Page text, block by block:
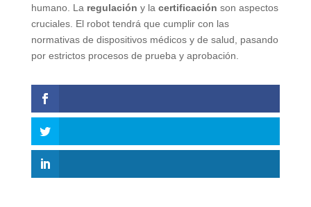
humano. La regulación y la certificación son aspectos
cruciales. El robot tendrá que cumplir con las
normativas de dispositivos médicos y de salud, pasando
por estrictos procesos de prueba y aprobación.